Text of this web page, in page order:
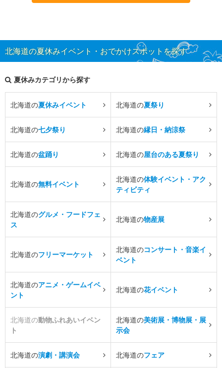
北海道の夏休みイベント・おでかけスポットを探す
夏休みカテゴリから探す
北海道の夏休みイベント 北海道の夏祭り
北海道の七夕祭り 北海道の縁日・納涼祭
北海道の盆踊り 北海道の屋台のある夏祭り
北海道の無料イベント
北海道の体験イベント・アク
ティビティ
北海道のグルメ・フードフェ
ス
北海道の物産展
北海道のフリーマーケット
北海道のコンサート・音楽イ
ベント
北海道のアニメ・ゲームイベ
ント
北海道の花イベント
北海道の動物ふれあいイベン
ト
北海道の美術展・博物展・展
示会
北海道の演劇・講演会 北海道のフェア